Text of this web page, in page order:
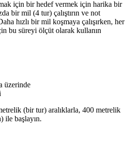
için bir hedef vermek için harika bir
bir mil (4 tur) çalıştırın ve not
hızlı bir mil koşmaya çalışırken, her
bu süreyi ölçüt olarak kullanın
(bir tur) aralıklarla, 400 metrelik
ile başlayın.